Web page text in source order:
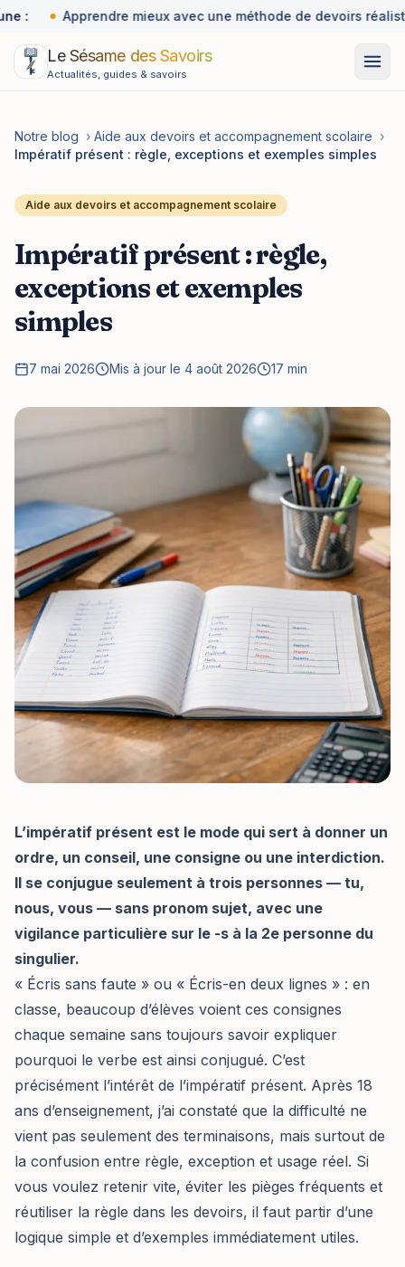
: Apprendre mieux avec une méthode de devoirs réaliste
Le Sésame des Savoirs
Actualités, guides & savoirs
Notre blog › Aide aux devoirs et accompagnement scolaire ›
Impératif présent : règle, exceptions et exemples simples
Aide aux devoirs et accompagnement scolaire
Impératif présent : règle,
exceptions et exemples
simples
7 mai 2026 Mis à jour le 4 août 2026 17 min
L’impératif présent est le mode qui sert à donner un
ordre, un conseil, une consigne ou une interdiction.
Il se conjugue seulement à trois personnes — tu,
nous, vous — sans pronom sujet, avec une
vigilance particulière sur le -s à la 2e personne du
singulier.
« Écris sans faute » ou « Écris-en deux lignes » : en
classe, beaucoup d’élèves voient ces consignes
chaque semaine sans toujours savoir expliquer
pourquoi le verbe est ainsi conjugué. C’est
précisément l’intérêt de l’impératif présent. Après 18
ans d’enseignement, j’ai constaté que la difficulté ne
vient pas seulement des terminaisons, mais surtout de
la confusion entre règle, exception et usage réel. Si
vous voulez retenir vite, éviter les pièges fréquents et
réutiliser la règle dans les devoirs, il faut partir d’une
logique simple et d’exemples immédiatement utiles.